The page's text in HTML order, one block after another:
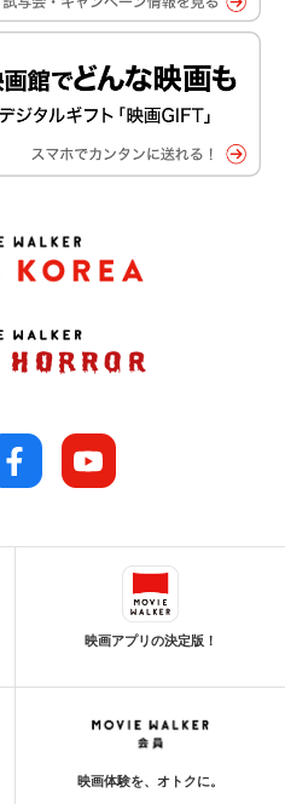
映画アプリの決定版！
映画体験を、オトクに。